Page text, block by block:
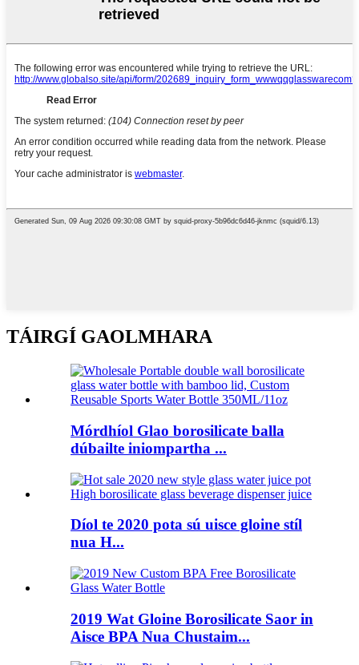
TÁIRGÍ GAOLMHARA
Mórdhíol Glao borosilicate balla
dúbailte iniompartha ...
Díol te 2020 pota sú uisce gloine stíl
nua H...
2019 Wat Gloine Borosilicate Saor in
Aisce BPA Nua Chustaim...